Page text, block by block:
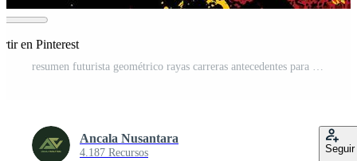
en Pinterest
Ancala Nusantara
4.187 Recursos Seguir